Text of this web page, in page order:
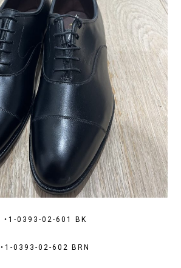
・1-0393-02-601 BK
・1-0393-02-602 BRN